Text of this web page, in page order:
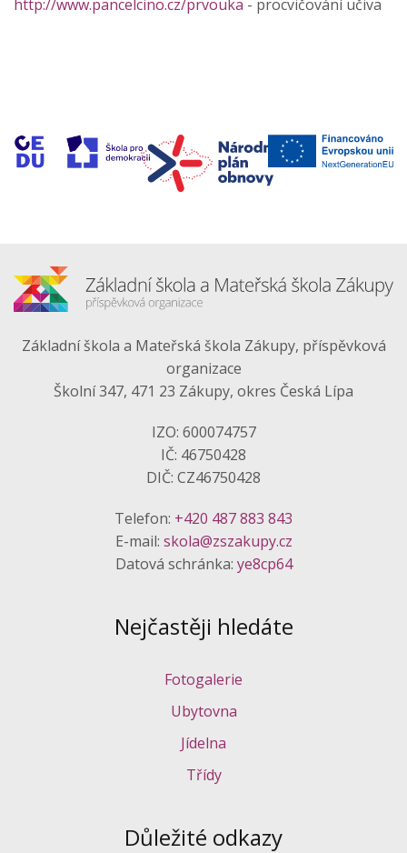
http://www.pancelcino.cz/prvouka - procvičování učiva
Základní škola a Mateřská škola Zákupy, příspěvková
organizace
Školní 347, 471 23 Zákupy, okres Česká Lípa
IZO: 600074757
IČ: 46750428
DIČ: CZ46750428
Telefon: +420 487 883 843
E-mail: skola@zszakupy.cz
Datová schránka: ye8cp64
Nejčastěji hledáte
Fotogalerie
Ubytovna
Jídelna
Třídy
Důležité odkazy